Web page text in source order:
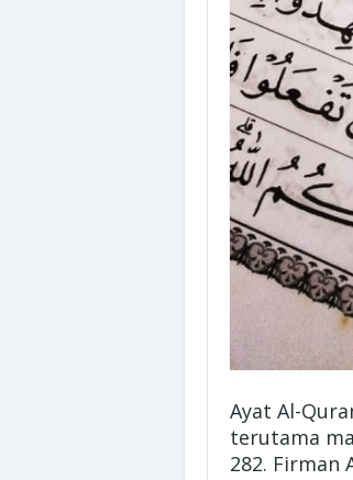
Ayat Al-
terutama
282. Firman